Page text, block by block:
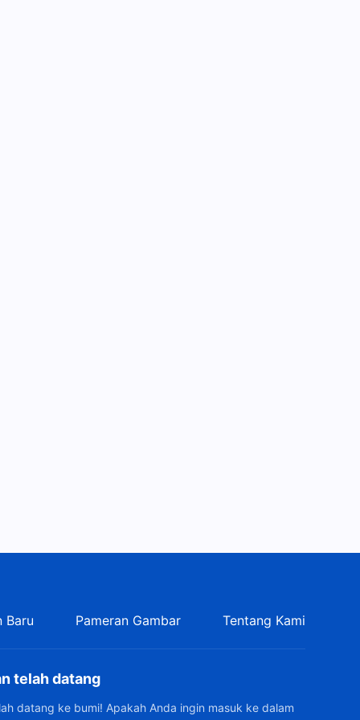
Baru Pameran Gambar Tentang Kami
telah datang
datang ke bumi! Apakah Anda ingin masuk ke dalam